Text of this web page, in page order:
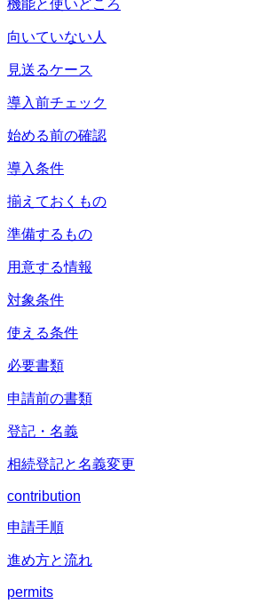
機能と使いどころ
向いていない人
見送るケース
導入前チェック
始める前の確認
導入条件
揃えておくもの
準備するもの
用意する情報
対象条件
使える条件
必要書類
申請前の書類
登記・名義
相続登記と名義変更
contribution
申請手順
進め方と流れ
permits